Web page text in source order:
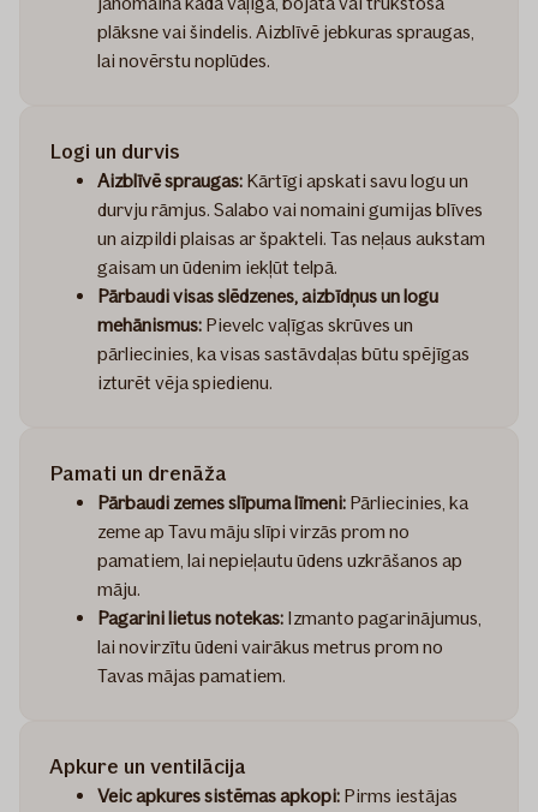
plāksne vai šindelis. Aizblīvē jebkuras spraugas,
lai novērstu noplūdes.
Logi un durvis
Aizblīvē spraugas: Kārtīgi apskati savu logu un
durvju rāmjus. Salabo vai nomaini gumijas blīves
un aizpildi plaisas ar špakteli. Tas neļaus aukstam
gaisam un ūdenim iekļūt telpā.
Pārbaudi visas slēdzenes, aizbīdņus un logu
mehānismus: Pievelc vaļīgas skrūves un
pārliecinies, ka visas sastāvdaļas būtu spējīgas
izturēt vēja spiedienu.
Pamati un drenāža
Pārbaudi zemes slīpuma līmeni: Pārliecinies, ka
zeme ap Tavu māju slīpi virzās prom no
pamatiem, lai nepieļautu ūdens uzkrāšanos ap
māju.
Pagarini lietus notekas: Izmanto pagarinājumus,
lai novirzītu ūdeni vairākus metrus prom no
Tavas mājas pamatiem.
Apkure un ventilācija
Veic apkures sistēmas apkopi: Pirms iestājas